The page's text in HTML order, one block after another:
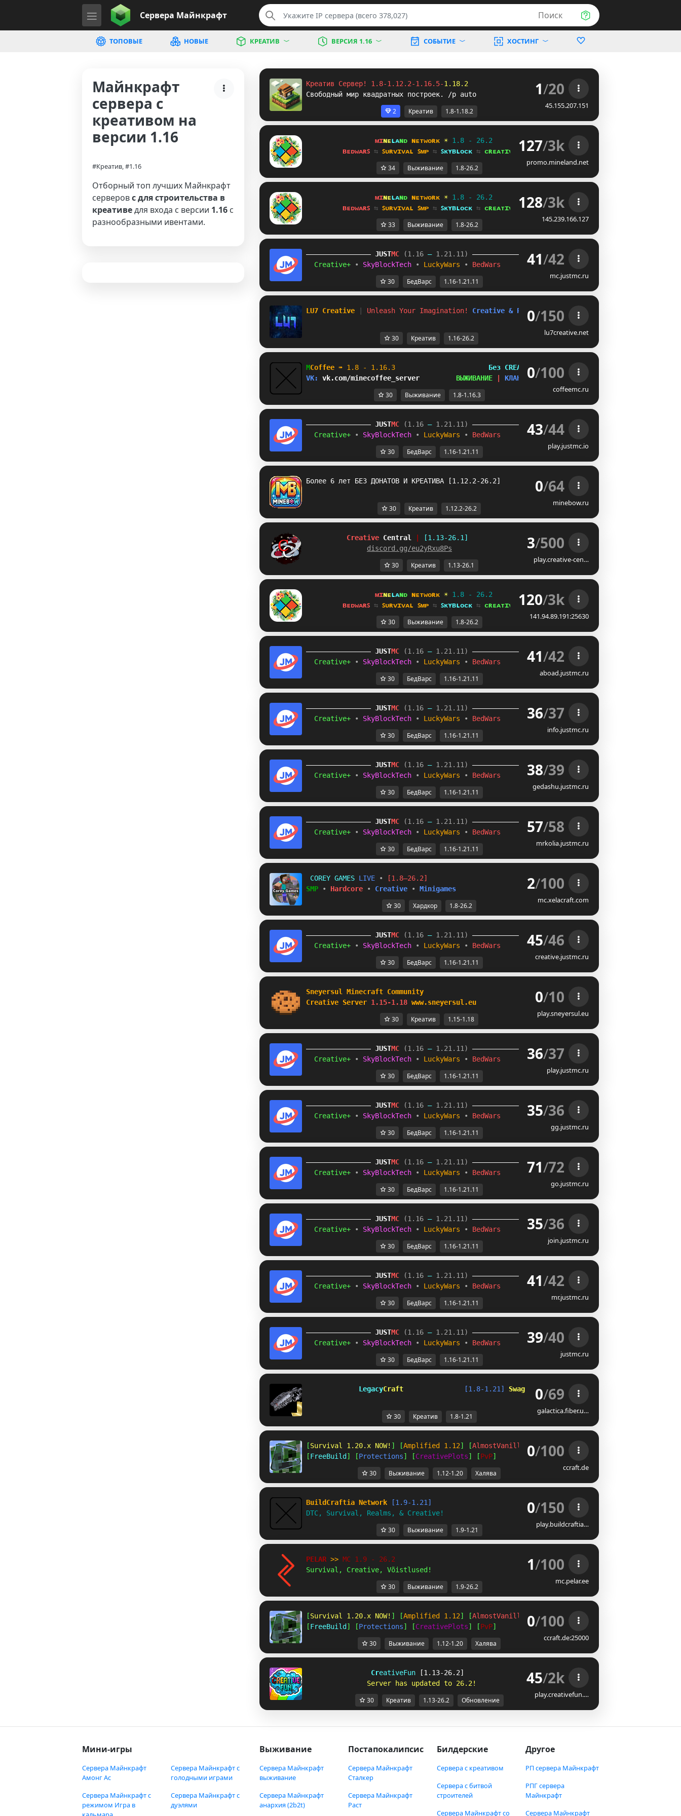
Сервера Майнкрафт Поиск
ТОПОВЫЕ НОВЫЕ КРЕАТИВ ВЕРСИЯ 1.16 СОБЫТИЕ ХОСТИНГ
Майнкрафт
сервера с
креативом на
версии 1.16
#Креатив, #1.16
Отборный топ лучших Майнкрафт
серверовс для строительства в
креативедля входа с версии 1.16 с
разнообразными ивентами.
Креатив Сервер! 1.8-1.12.2-1.16.5-1.18.2
Свободный мир квадратных построек. /p auto
1/20
45.155.207.151
2 Креатив 1.8-1.18.2
ᴍɪɴᴇʟᴀɴᴅ ɴᴇᴛᴡᴏʀᴋ ☀ 1.8 - 26.2
ʙᴇᴅᴡᴀʀꜱ ⇆ ꜱᴜʀᴠɪᴠᴀʟ ꜱᴍᴘ ⇆ ꜱᴋʏʙʟᴏᴄᴋ ⇆ ᴄʀᴇᴀᴛɪᴠᴇ⁺ 127/3k
promo.mineland.net
34 Выживание 1.8-26.2
ᴍɪɴᴇʟᴀɴᴅ ɴᴇᴛᴡᴏʀᴋ ☀ 1.8 - 26.2
ʙᴇᴅᴡᴀʀꜱ ⇆ ꜱᴜʀᴠɪᴠᴀʟ ꜱᴍᴘ ⇆ ꜱᴋʏʙʟᴏᴄᴋ ⇆ ᴄʀᴇᴀᴛɪᴠᴇ⁺ 128/3k
145.239.166.127
33 Выживание 1.8-26.2
JUSTMC (1.16 – 1.21.11)
Creative+
• SkyBlockTech • LuckyWars • BedWars 41/42
mc.justmc.ru
30 БедВарс 1.16-1.21.11
LU7 Creative Unleash Your Imagination! Creative & Parkour - 1.16 - 26.2
0/150
lu7creative.net
30 Креатив 1.16-26.2
MCoffee ➠ 1.8 - 1.16.3 Без CREATIVE
VK: vk.com/minecoffee_server ВЫЖИВАНИЕ КЛАНЫ 0/100
coffeemc.ru
30 Выживание 1.8-1.16.3
JUSTMC (1.16 – 1.21.11)
Creative+
• SkyBlockTech • LuckyWars • BedWars 43/44
play.justmc.io
30 БедВарс 1.16-1.21.11
Более 6 лет БЕЗ ДОНАТОВ И КРЕАТИВА [1.12.2-26.2] 0/64
minebow.ru
30 Креатив 1.12.2-26.2
Creative Central
[1.13-26.1]
discord.gg/eu2yRxu8Ps
3/500
play.creative-cen…
30 Креатив 1.13-26.1
ᴍɪɴᴇʟᴀɴᴅ ɴᴇᴛᴡᴏʀᴋ ☀ 1.8 - 26.2
ʙᴇᴅᴡᴀʀꜱ ⇆ ꜱᴜʀᴠɪᴠᴀʟ ꜱᴍᴘ ⇆ ꜱᴋʏʙʟᴏᴄᴋ ⇆ ᴄʀᴇᴀᴛɪᴠᴇ⁺ 120/3k
141.94.89.191:25630
30 Выживание 1.8-26.2
JUSTMC (1.16 – 1.21.11)
Creative+
• SkyBlockTech • LuckyWars • BedWars 41/42
aboad.justmc.ru
30 БедВарс 1.16-1.21.11
JUSTMC (1.16 – 1.21.11)
Creative+
• SkyBlockTech • LuckyWars • BedWars 36/37
info.justmc.ru
30 БедВарс 1.16-1.21.11
JUSTMC (1.16 – 1.21.11)
Creative+
• SkyBlockTech • LuckyWars • BedWars 38/39
gedashu.justmc.ru
30 БедВарс 1.16-1.21.11
JUSTMC (1.16 – 1.21.11)
Creative+
• SkyBlockTech • LuckyWars • BedWars 57/58
mrkolia.justmc.ru
30 БедВарс 1.16-1.21.11
COREY GAMES L IVE •
[1.8–26.2]
SMP
• Hardcore • Creative • Minigames 2/100
mc.xelacraft.com
30 Хардкор 1.8-26.2
JUSTMC (1.16 – 1.21.11)
Creative+
• SkyBlockTech • LuckyWars • BedWars 45/46
creative.justmc.ru
30 БедВарс 1.16-1.21.11
Sneyersul Minecraft Community
Creative Server 1.15-1.18 www.sneyersul.eu 0/10
play.sneyersul.eu
30 Креатив 1.15-1.18
JUSTMC (1.16 – 1.21.11)
Creative+
• SkyBlockTech • LuckyWars • BedWars 36/37
play.justmc.ru
30 БедВарс 1.16-1.21.11
JUSTMC (1.16 – 1.21.11)
Creative+
• SkyBlockTech • LuckyWars • BedWars 35/36
gg.justmc.ru
30 БедВарс 1.16-1.21.11
JUSTMC (1.16 – 1.21.11)
Creative+
• SkyBlockTech • LuckyWars • BedWars 71/72
go.justmc.ru
30 БедВарс 1.16-1.21.11
JUSTMC (1.16 – 1.21.11)
Creative+
• SkyBlockTech • LuckyWars • BedWars 35/36
join.justmc.ru
30 БедВарс 1.16-1.21.11
JUSTMC (1.16 – 1.21.11)
Creative+
• SkyBlockTech • LuckyWars • BedWars 41/42
mr.justmc.ru
30 БедВарс 1.16-1.21.11
JUSTMC (1.16 – 1.21.11)
Creative+
• SkyBlockTech • LuckyWars • BedWars 39/40
justmc.ru
30 БедВарс 1.16-1.21.11
LegacyCraft [1.8-1.21] Swag Creative Swag Bingo
0/69
galactica.fiber.u…
30 Креатив 1.8-1.21
[Survival 1.20.x NOW! ] [Amplified 1.12] [AlmostVanilla
]
[FreeBuild ] [Protections] [CreativePlots] [PvP] 0/100
ccraft.de
30 Выживание 1.12-1.20 Халява
BuildCraftia Network
[1.9-1.21]
DTC, Survival, Realms, & Creative!
0/150
play.buildcraftia…
30 Выживание 1.9-1.21
PELAR >> MC 1.9 - 26.2
Survival, Creative, Võistlused!
1/100
mc.pelar.ee
30 Выживание 1.9-26.2
[Survival 1.20.x NOW! ] [Amplified 1.12] [AlmostVanilla
]
[FreeBuild ] [Protections] [CreativePlots] [PvP] 0/100
ccraft.de:25000
30 Выживание 1.12-1.20 Халява
CreativeFun
[1.13-26.2]
Server has updated to 26. 2 ! 45/2k
play.creativefun.…
30 Креатив 1.13-26.2 Обновление
Мини-игры
Сервера Майнкрафт
Амонг Ас
Сервера Майнкрафт с
режимом Игра в
Сервера Майнкрафт с
голодными играми
Сервера Майнкрафт с
дуэлями
Выживание
Сервера Майнкрафт
выживание
Сервера Майнкрафт
анархия (2b2t)
Постапокалипсис
Сервера Майнкрафт
Сталкер
Сервера Майнкрафт
Раст
Билдерские
Сервера с креативом
Сервера с битвой
строителей
Сервера Майнкрафт со
Другое
РП сервера Майнкрафт
РПГ сервера
Майнкрафт
Сервера Майнкрафт